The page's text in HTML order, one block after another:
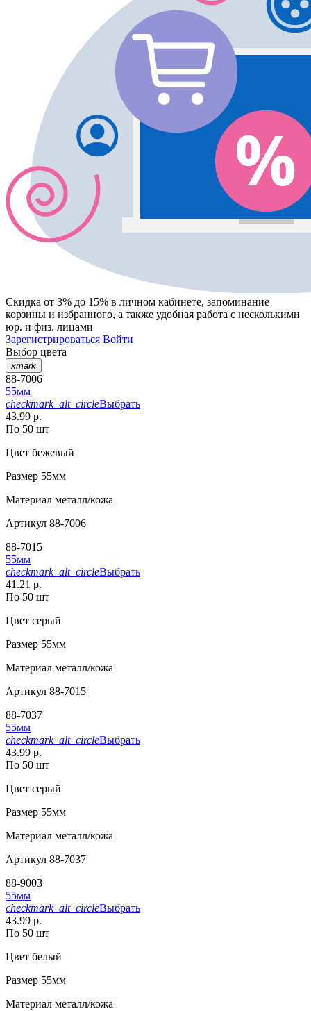
Скидка от 3% до 15% в личном кабинете, запоминание
корзины и избранного, а также удобная работа с несколькими
юр. и физ. лицами
Зарегистрироваться Войти
Выбор цвета
xmark
88-7006
55мм
checkmark_alt_circleВыбрать
43.99 р.
По 50 шт
Цвет бежевый
Размер 55мм
Материал металл/кожа
Артикул 88-7006
88-7015
55мм
checkmark_alt_circleВыбрать
41.21 р.
По 50 шт
Цвет серый
Размер 55мм
Материал металл/кожа
Артикул 88-7015
88-7037
55мм
checkmark_alt_circleВыбрать
43.99 р.
По 50 шт
Цвет серый
Размер 55мм
Материал металл/кожа
Артикул 88-7037
88-9003
55мм
checkmark_alt_circleВыбрать
43.99 р.
По 50 шт
Цвет белый
Размер 55мм
Материал металл/кожа